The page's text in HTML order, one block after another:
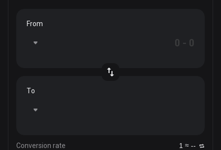
From
To
Conversion rate 1 ≈ --